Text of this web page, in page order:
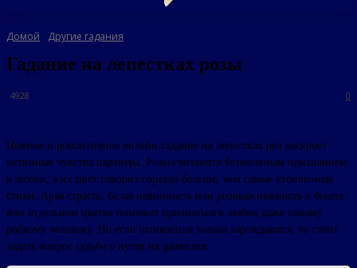
Домой Другие гадания
Гадание на лепестках розы
0
4928
Нежное и романтичное онлайн гадание на лепестках роз раскроет
истинные чувства партнера. Розы считаются безмолвным признанием
в любви, а их цвет говорит гораздо больше, чем самые утонченные
стихи. Арая страсть, белая невинность или розовая нежность в букете
или отдельном цветке поможет признаться в любви даже самому
робкому человеку. Но если отношения только зарождаются, то стоит
задать вопрос судьбе о путях их развития.